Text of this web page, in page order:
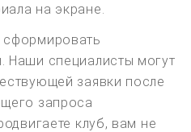
на экране.
Наши специалисты могут
заявки после
запроса
клуб, вам не